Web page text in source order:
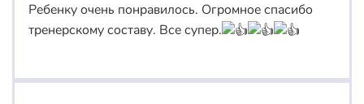
Ребенку очень понравилось. Огромное спасибо
тренерскому составу. Все супер.